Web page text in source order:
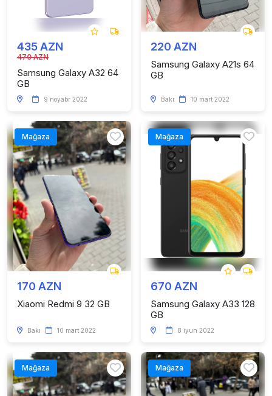
435 AZN
470 AZN
Samsung Galaxy A32 64
GB
9 noyabr 2022
220 AZN
Samsung Galaxy A21s 64
GB
Bakı 10 mart 2022
Mağaza
170 AZN
Xiaomi Redmi 9 32 GB
Bakı 10 mart 2022
Mağaza
670 AZN
Samsung Galaxy A33 128
GB
8 iyun 2022
Mağaza Mağaza